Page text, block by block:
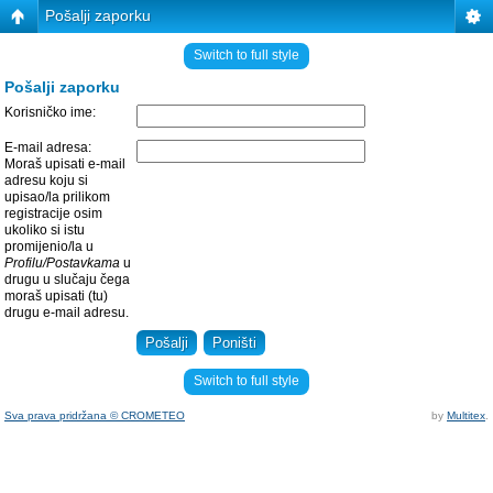
Pošalji zaporku
Switch to full style
Pošalji zaporku
Korisničko ime:
E-mail adresa:
Moraš upisati e-mail
adresu koju si
upisao/la prilikom
registracije osim
ukoliko si istu
promijenio/la u
Profilu/Postavkama u
drugu u slučaju čega
moraš upisati (tu)
drugu e-mail adresu.
Switch to full style
Sva prava pridržana © CROMETEO by Multitex